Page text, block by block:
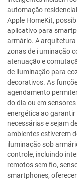
automação
Apple HomeKit,
aplicativo para
armário. A
zonas de iluminação
atenuação e
de iluminação para
decorativos. As
agendamento
do dia ou em
energética ao garantir
necessárias e sejam
ambientes estiverem
iluminação sob
controle, incluindo
remotos sem fio,
smartphones,